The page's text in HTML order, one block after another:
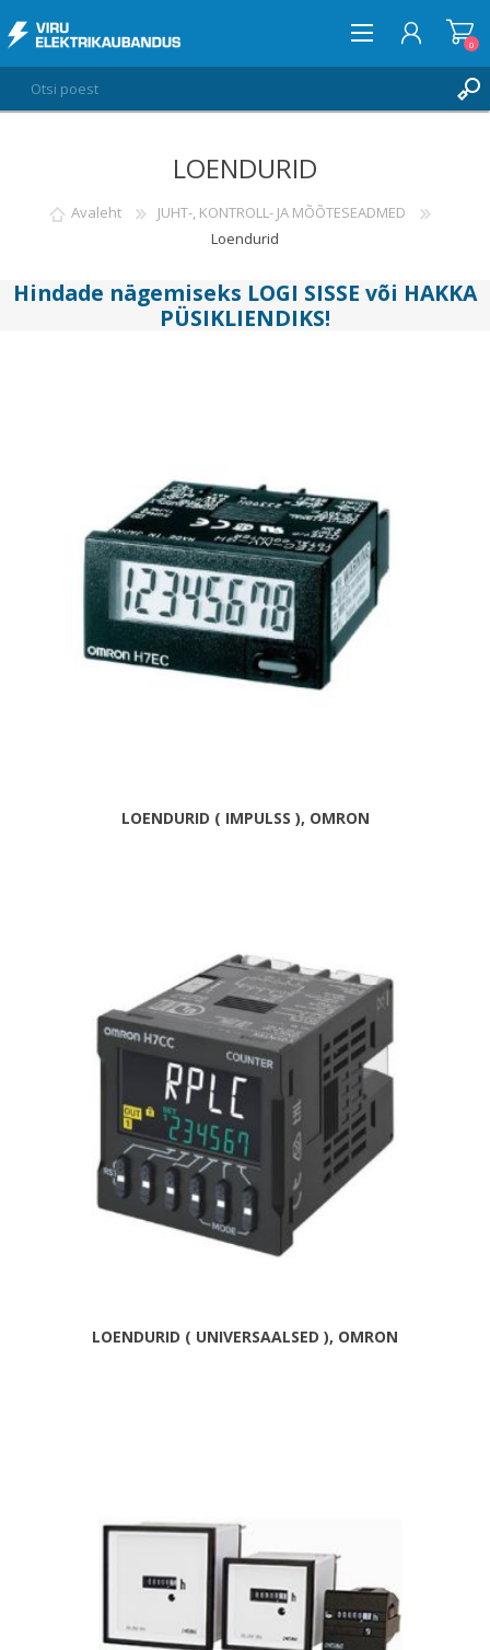
SOOVIKORV
0
LOENDURID
Avaleht
JUHT-, KONTROLL- JA MÕÕTESEADMED
Loendurid
Hindade nägemiseks LOGI SISSE või HAKKA
PÜSIKLIENDIKS!
LOENDURID ( IMPULSS ), OMRON
LOENDURID ( UNIVERSAALSED ), OMRON